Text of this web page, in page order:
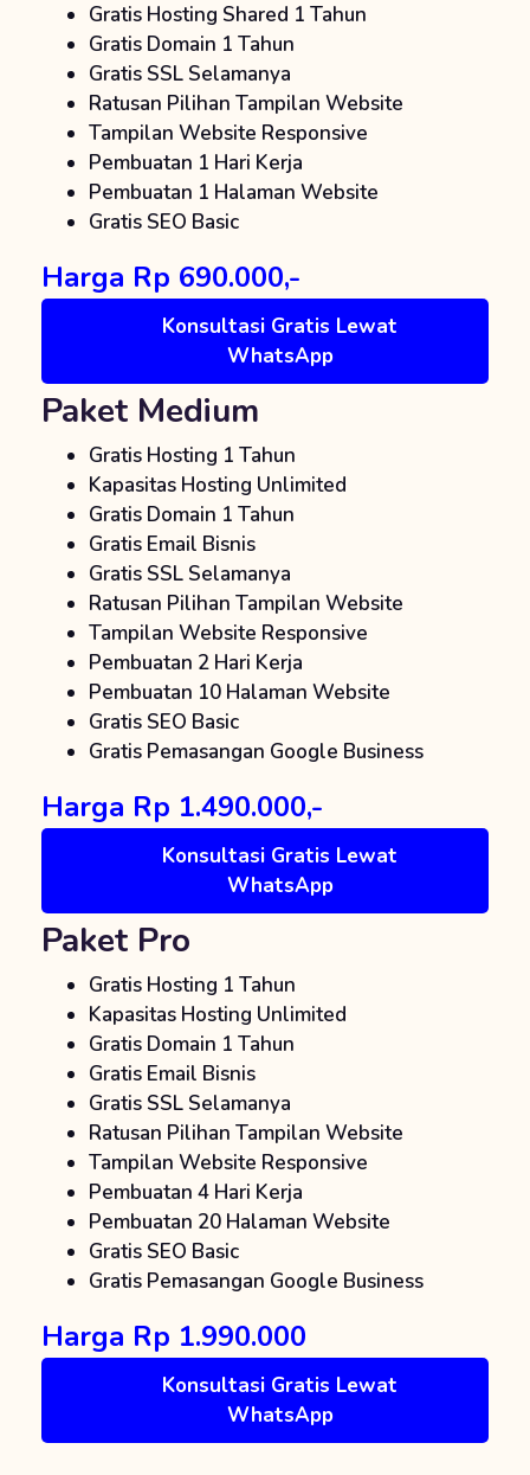
Gratis Hosting Shared 1 Tahun
Gratis Domain 1 Tahun
Gratis SSL Selamanya
Ratusan Pilihan Tampilan Website
Tampilan Website Responsive
Pembuatan 1 Hari Kerja
Pembuatan 1 Halaman Website
Gratis SEO Basic
Harga Rp 690.000,-
Konsultasi Gratis Lewat
WhatsApp
Paket Medium
Gratis Hosting 1 Tahun
Kapasitas Hosting Unlimited
Gratis Domain 1 Tahun
Gratis Email Bisnis
Gratis SSL Selamanya
Ratusan Pilihan Tampilan Website
Tampilan Website Responsive
Pembuatan 2 Hari Kerja
Pembuatan 10 Halaman Website
Gratis SEO Basic
Gratis Pemasangan Google Business
Harga Rp 1.490.000,-
Konsultasi Gratis Lewat
WhatsApp
Paket Pro
Gratis Hosting 1 Tahun
Kapasitas Hosting Unlimited
Gratis Domain 1 Tahun
Gratis Email Bisnis
Gratis SSL Selamanya
Ratusan Pilihan Tampilan Website
Tampilan Website Responsive
Pembuatan 4 Hari Kerja
Pembuatan 20 Halaman Website
Gratis SEO Basic
Gratis Pemasangan Google Business
Harga Rp 1.990.000
Konsultasi Gratis Lewat
WhatsApp